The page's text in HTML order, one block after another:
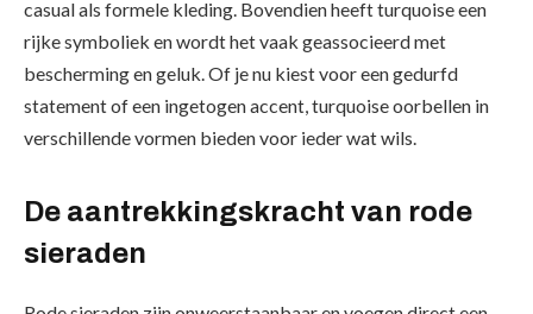
casual als formele kleding. Bovendien heeft turquoise een
rijke symboliek en wordt het vaak geassocieerd met
bescherming en geluk. Of je nu kiest voor een gedurfd
statement of een ingetogen accent, turquoise oorbellen in
verschillende vormen bieden voor ieder wat wils.
De aantrekkingskracht van rode
sieraden